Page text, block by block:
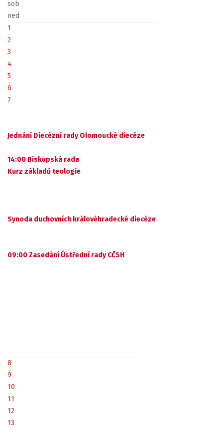
sob
ned
1
2
3
4
5
6
7
Jednání Diecézní rady Olomoucké diecéze
14:00 Biskupská rada
Kurz základů teologie
Synoda duchovních královéhradecké diecéze
09:00 Zasedání Ústřední rady CČSH
8
9
10
11
12
13